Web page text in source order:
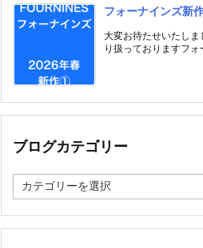
フォーナインズ新
大変お待たせいたし
り扱っておりますフォ
ブログカテゴリー
ロ
カ